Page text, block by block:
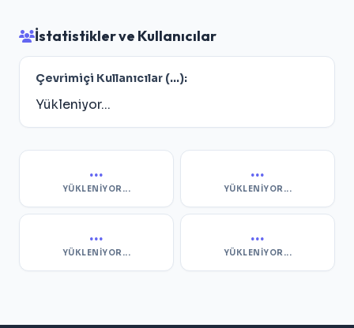
İstatistikler ve Kullanıcılar
Çevrimiçi Kullanıcılar (...):
Yükleniyor...
...
YÜKLENIYOR...
...
YÜKLENIYOR...
...
YÜKLENIYOR...
...
YÜKLENIYOR...